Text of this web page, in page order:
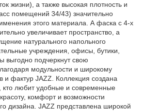
жизни), а также высокая плотность и
помещений 34/43) значительно
этого материала. А фаска с 4-х
увеличивает пространство, а
натурального напольного
учреждения, офисы, бутики,
выгодно подчеркнут свою
модульности и широкому
и фактур JAZZ. Коллекция создана
кто любит удобные и современные
комфорт и возможности
дизайна. JAZZ представлена широкой